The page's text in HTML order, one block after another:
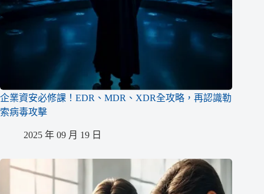
企業資安必修課！EDR、MDR、XDR全攻略，再認識勒
索病毒攻擊
2025 年 09 月 19 日